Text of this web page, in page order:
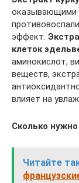
оказывающими
эффект.
клеток
аминокислот,
веществ,
влияет на
Сколько
Читайте